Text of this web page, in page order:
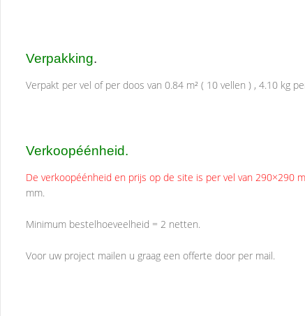
Verpakking.
Verpakt per vel of per doos van 0.84 m² ( 10 vellen ) , 4.10 kg
Verkoopéénheid.
De verkoopéénheid en prijs op de site is per vel van 290×290
mm.
Minimum bestelhoeveelheid = 2 netten.
Voor uw project mailen u graag een offerte door per mail.